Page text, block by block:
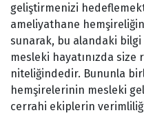
geliştirmenizi
ameliyathane
sunarak, bu alandaki
mesleki hayatınızda
niteliğindedir. Bununla
hemşirelerinin mesleki
cerrahi ekiplerin